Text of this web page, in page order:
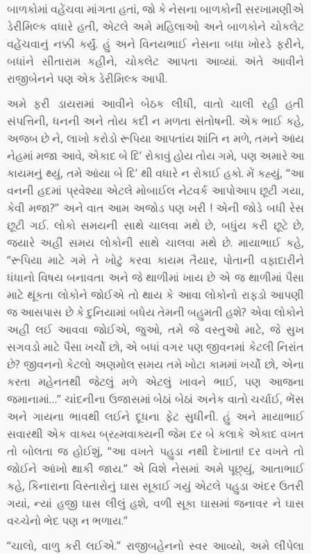
બાળકોમાં વહેંચવા માંગતા હતાં, જો કે નેસના બાળકોની સરખામણીએ
ડેરીમિલ્ક વધારે હતી, એટલે અમે મહિલાઓ અને બાળકોને ચોકલેટ
વહેંચવાનું નક્કી કર્યું. હું અને વિનયભાઈ નેસના બધા ખોરડે ફરીને,
બધાંને સીતારામ કહીને, ચોકલેટ આપતા આવ્યાં. અંતે આવીને
રાજીબેનને પણ એક ડેરીમિલ્ક આપી.
અમે ફરી ડાયરામાં આવીને બેઠક લીધી, વાતો ચાલી રહી હતી
સંપત્તિની, ધનની અને તોય કદી ન મળતા સંતોષની. એક ભાઈ કહે,
અજબ છે ને, લાખો કરોડો રૂપિયા આપતાંય શાંતિ ન મળે, તમને આંય
નેહમાં મજા આવે, એકાદ બે દિ’ રોકાવું હોય તોય ગમે, પણ અમારે આ
કાયમનું થ્યું, તમે આંયા બે દિ’ થી વધારે ન રોકાઈ હકો. મેં કહ્યું, “આ
વનની હદમાં પ્રવેશ્યા એટલે મોબાઈલ નેટવર્ક આપોઆપ છૂટી ગયા,
કેવી મજા?” અને વાત આમ અજોડ પણ ખરી ! એની જોડે બધી રેસ
છૂટી ગઈ. લોકો સમયની સાથે ચાલવા મથે છે, બધુંય કરી છૂટે છે,
જ્યારે અહીં સમય લોકોની સાથે ચાલવા મથે છે. માયાભાઈ કહે,
“રૂપિયા માટે ગમે તે ખોટું કરવા કાયમ તૈયાર, પોતાની વફાદારીને
ધંધાનો વિષય બનાવતા અને જે થાળીમાં ખાય છે એ જ થાળીમાં પૈસા
માટે થૂંકતા લોકોને જોઈએ તો થાય કે આવા લોકોનો રાફડો આપણી
જ આસપાસ છે કે દુનિયામાં બધેય તેમની બહુમતી હશે? એવા લોકોને
અહીં લઈ આવવા જોઈએ, જુઓ, તમે જે વસ્તુઓ માટે, જે સુખ
સગવડો માટે પૈસા ખર્ચો છો, એ બધાં વગર પણ જીવનમાં કેટલી નિરાંત
છે? જીવનનો કેટલો અણમોલ સમય તમે ખોટા કામમાં ખર્ચો છો, એના
કરતા મહેનતથી જેટલું મળે એટલું ખાવને ભાઈ, પણ આજના
જમાનામાં…” ચાંદનીના ઉજાસમાં બેઠાં બેઠાં અનેક વાતો ચર્ચાઈ, ભેંસ
અને ગાયના ભાવથી લઈને દૂધના ફેટ સુધીની. હું અને માયાભાઈ
સવારથી એક વાક્ય બ્રહ્મવાક્યની જેમ દર બે કલાકે એકાદ વખત
તો બોલતા જ હોઈશું, “આ વખતે પહુડા નથી દેખાતા! દર વખતે તો
જોઈને આંખો થાકી જાય.” એ વિશે નેસમાં અમે પૂછ્યું, આતાભાઈ
કહે, કિનારાના વિસ્તારોનું ઘાસ સૂકાઈ ગયું એટલે પહુડા અંદર ઉતરી
ગયાં, ન્યાં હજી ઘાસ લીલું હશે, વળી સૂકા ઘાસમાં જનાવર ને ઘાસ
વચ્ચેનો ભેદ પણ ન ભળાય.”
“ચાલો, વાળુ કરી લઈએ.” રાજીબહેનનો સ્વર આવ્યો, અમે લીંપેલા